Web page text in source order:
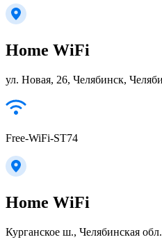
Home WiFi
ул. Новая, 26, Челябинск,
Free-WiFi-ST74
Home WiFi
Курганское ш., Челябинская